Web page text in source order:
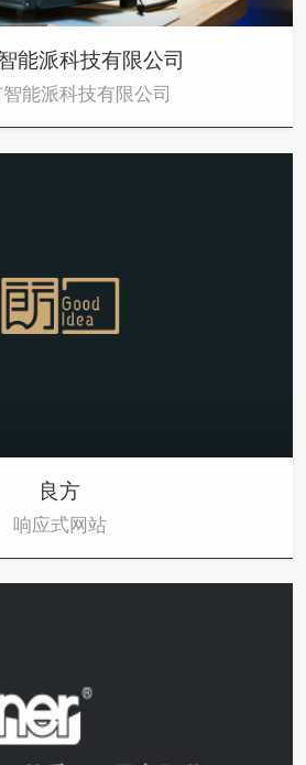
能派科技有限公司
能派科技有限公司
良方
响应式网站